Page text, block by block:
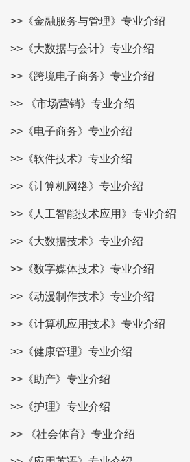
>>《金融服务与管理》专业介绍
>>《大数据与会计》专业介绍
>>《跨境电子商务》专业介绍
>> 《市场营销》专业介绍
>>《电子商务》专业介绍
>>《软件技术》专业介绍
>>《计算机网络》专业介绍
>>《人工智能技术应用》专业介绍
>>《大数据技术》专业介绍
>>《数字媒体技术》专业介绍
>>《动漫制作技术》专业介绍
>>《计算机应用技术》专业介绍
>>《健康管理》专业介绍
>>《助产》专业介绍
>>《护理》专业介绍
>> 《社会体育》专业介绍